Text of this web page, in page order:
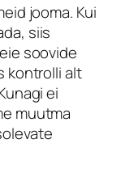
jooma. Kui
siis
soovide
kontrolli alt
ei
muutma